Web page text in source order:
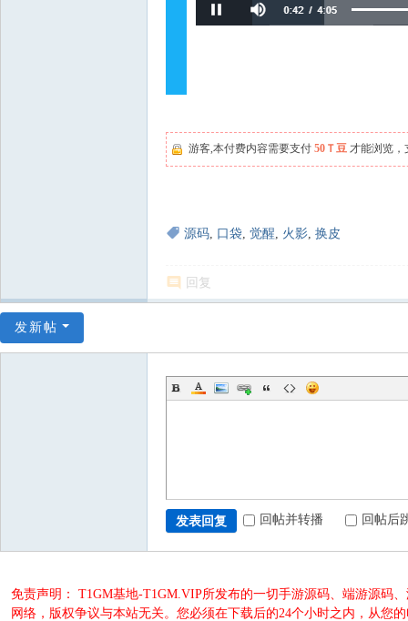
游客,本付费内容需要支付 50Ｔ豆 才能浏览，
源码, 口袋, 觉醒, 火影, 换皮
回复
发新帖
发表回复 回帖并转播 回帖后
免责声明： T1GM基地-T1GM.VIP所发布的一切手游源码、端游源码
网络，版权争议与本站无关。您必须在下载后的24个小时之内，从您